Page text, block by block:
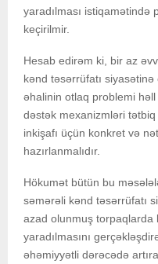
yaradılması istiqamətində
keçirilmir.
Hesab edirəm ki, bir az
kənd təsərrüfatı
əhalinin otlaq problemi
dəstək mexanizmləri tətbiq
inkişafı üçün konkret və
hazırlanmalıdır.
Hökumət bütün bu
səmərəli kənd təsərrüfatı
azad olunmuş torpaqlarda
yaradılmasını
əhəmiyyətli dərəcədə